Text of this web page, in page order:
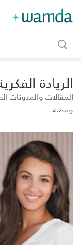
toggle
search
الريادة
المقالات والمدونات
ومضة.